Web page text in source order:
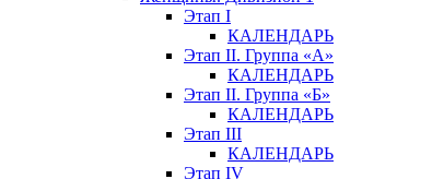
Этап I
КАЛЕНДАРЬ
Этап II. Группа «А»
КАЛЕНДАРЬ
Этап II. Группа «Б»
КАЛЕНДАРЬ
Этап III
КАЛЕНДАРЬ
Этап IV